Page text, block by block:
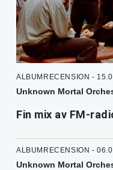
ALBUMRECENSION -
Unknown Mortal
Fin mix av FM-
ALBUMRECENSION -
Unknown Mortal